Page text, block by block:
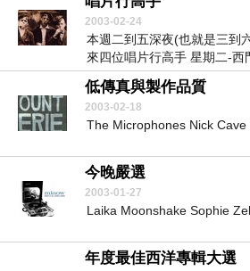
2003-02-24
本週二到五深夜(也就是三到
來四位唱片行高手 星期二-西
低傳真與製作品質
2003-02-18
The Microphones Nick Cave
今晚嚴選
2003-01-27
Laika Moonshake Sophie
年度最佳西洋專輯大選